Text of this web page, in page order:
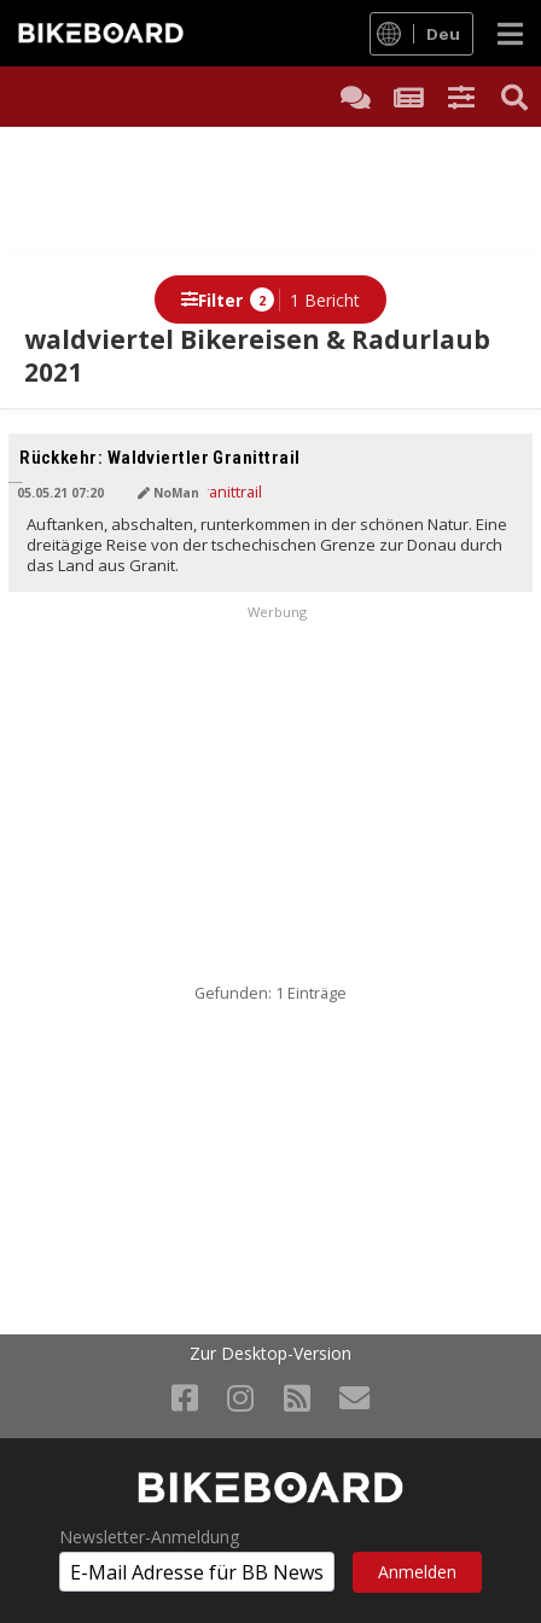
Deu
Filter 2 1 Bericht
waldviertel Bikereisen & Radurlaub
2021
Rückkehr: Waldviertler Granittrail
05.05.21 07:20 NoMan
Auftanken, abschalten, runterkommen in der schönen Natur. Eine
dreitägige Reise von der tschechischen Grenze zur Donau durch
das Land aus Granit.
Werbung
Gefunden: 1 Einträge
Zur Desktop-Version
Newsletter-Anmeldung